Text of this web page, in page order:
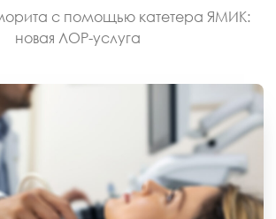
с помощью катетера ЯМИК:
новая ЛОР-услуга